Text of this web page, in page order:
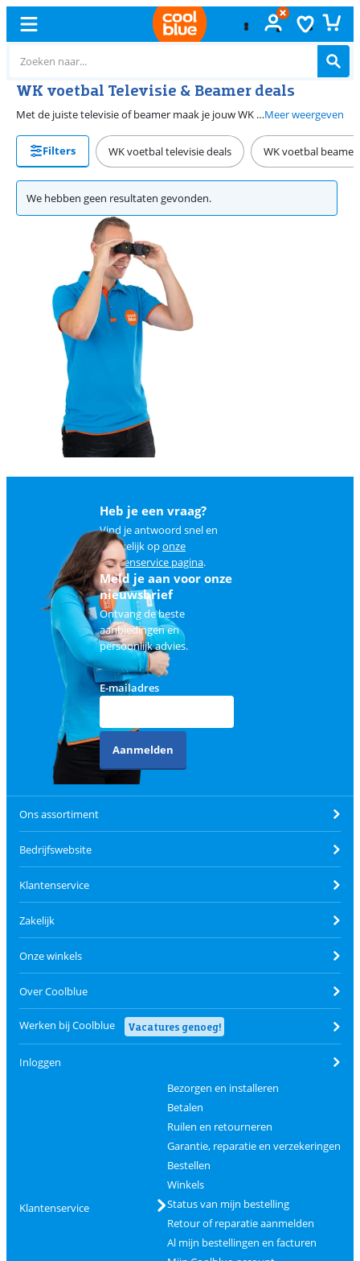
WK voetbal Televisie & Beamer deals
Met de juiste televisie of beamer maak je jouw WK ervaring compleet. Van 18 mei tot en met 21 juni 2026 vind je bij Coolblue de beste WK deals. Van mini beamers tot de grootste televisies, hier vind je wat je zoekt. Vandaag besteld, morgen juichen.Meer weergeven
Filters WK voetbal televisie deals WK voetbal beamer
We hebben geen resultaten gevonden.
Heb je een vraag?
Vind je antwoord snel en
makkelijk oponze
klantenservice pagina.
Meld je aan voor onze
nieuwsbrief
Ontvang de beste
aanbiedingen en
persoonlijk advies.
E-mailadres
Aanmelden
Ons assortiment
Bedrijfswebsite
Klantenservice
Zakelijk
Onze winkels
Over Coolblue
Werken bij Coolblue Vacatures genoeg!
Inloggen
Klantenservice
Bezorgen en installeren
Betalen
Ruilen en retourneren
Garantie, reparatie en verzekeringen
Bestellen
Winkels
Status van mijn bestelling
Retour of reparatie aanmelden
Al mijn bestellingen en facturen